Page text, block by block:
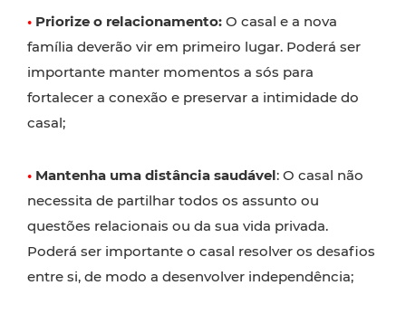
• Priorize o relacionamento: O casal e a nova
família deverão vir em primeiro lugar. Poderá ser
importante manter momentos a sós para
fortalecer a conexão e preservar a intimidade do
casal;
• Mantenha uma distância saudável: O casal não
necessita de partilhar todos os assunto ou
questões relacionais ou da sua vida privada.
Poderá ser importante o casal resolver os desafios
entre si, de modo a desenvolver independência;